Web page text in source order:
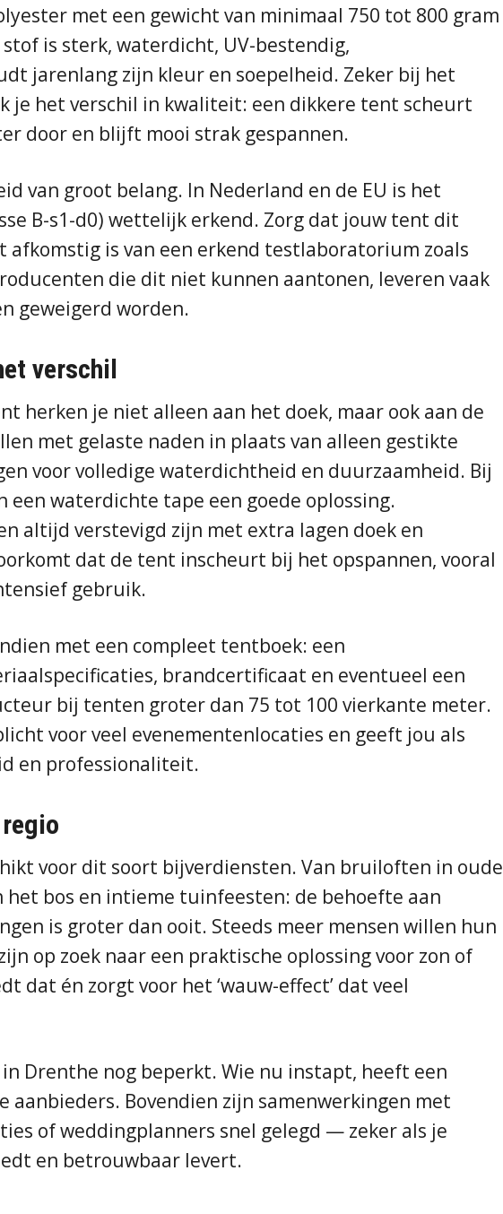
met een gewicht van minimaal 750 tot 800 gram
is sterk, waterdicht, UV-bestendig,
jarenlang zijn kleur en soepelheid. Zeker bij het
je het verschil in kwaliteit: een dikkere tent scheurt
door en blijft mooi strak gespannen.
van groot belang. In Nederland en de EU is het
B-s1-d0) wettelijk erkend. Zorg dat jouw tent dit
is van een erkend testlaboratorium zoals
die dit niet kunnen aantonen, leveren vaak
geweigerd worden.
verschil
herken je niet alleen aan het doek, maar ook aan de
met gelaste naden in plaats van alleen gestikte
voor volledige waterdichtheid en duurzaamheid. Bij
een waterdichte tape een goede oplossing.
altijd verstevigd zijn met extra lagen doek en
dat de tent inscheurt bij het opspannen, vooral
gebruik.
met een compleet tentboek: een
brandcertificaat en eventueel een
bij tenten groter dan 75 tot 100 vierkante meter.
voor veel evenementenlocaties en geeft jou als
en professionaliteit.
voor dit soort bijverdiensten. Van bruiloften in oude
bos en intieme tuinfeesten: de behoefte aan
is groter dan ooit. Steeds meer mensen willen hun
op zoek naar een praktische oplossing voor zon of
dat én zorgt voor het ‘wauw-effect’ dat veel
Drenthe nog beperkt. Wie nu instapt, heeft een
aanbieders. Bovendien zijn samenwerkingen met
of weddingplanners snel gelegd — zeker als je
en betrouwbaar levert.